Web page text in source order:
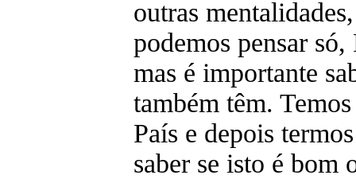
outras
podemos pensar
mas é importante
também têm.
País e depois
saber se isto é bom